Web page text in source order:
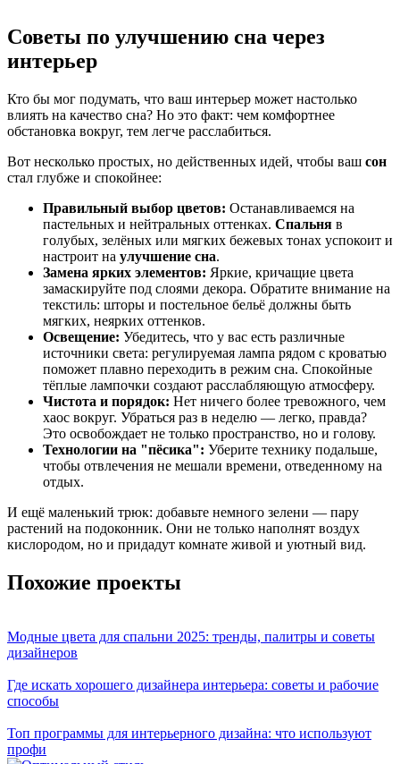
Советы по улучшению сна через
интерьер
Кто бы мог подумать, что ваш интерьер может настолько
влиять на качество сна? Но это факт: чем комфортнее
обстановка вокруг, тем легче расслабиться.
Вот несколько простых, но действенных идей, чтобы ваш сон
стал глубже и спокойнее:
Правильный выбор цветов: Останавливаемся на
пастельных и нейтральных оттенках. Спальня в
голубых, зелёных или мягких бежевых тонах успокоит и
настроит на улучшение сна.
Замена ярких элементов: Яркие, кричащие цвета
замаскируйте под слоями декора. Обратите внимание на
текстиль: шторы и постельное бельё должны быть
мягких, неярких оттенков.
Освещение: Убедитесь, что у вас есть различные
источники света: регулируемая лампа рядом с кроватью
поможет плавно переходить в режим сна. Спокойные
тёплые лампочки создают расслабляющую атмосферу.
Чистота и порядок: Нет ничего более тревожного, чем
хаос вокруг. Убраться раз в неделю — легко, правда?
Это освобождает не только пространство, но и голову.
Технологии на "пёсика": Уберите технику подальше,
чтобы отвлечения не мешали времени, отведенному на
отдых.
И ещё маленький трюк: добавьте немного зелени — пару
растений на подоконник. Они не только наполнят воздух
кислородом, но и придадут комнате живой и уютный вид.
Похожие проекты
Модные цвета для спальни 2025: тренды, палитры и советы
дизайнеров
Где искать хорошего дизайнера интерьера: советы и рабочие
способы
Топ программы для интерьерного дизайна: что используют
профи